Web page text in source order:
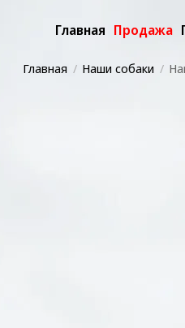
Главная Продажа
Главная Наши собаки